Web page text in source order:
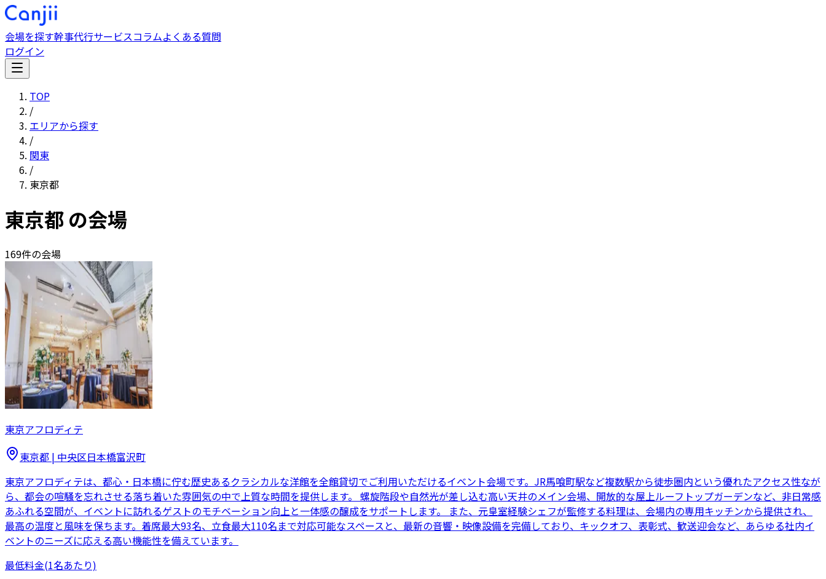
会場を探す幹事代行サービスコラムよくある質問
ログイン
TOP
/
エリアから探す
/
関東
/
東京都
東京都の会場
169件の会場
東京アフロディテ
東京都 | 中央区日本橋富沢町
東京アフロディテは、都心・日本橋に佇む歴史あるクラシカルな洋館を全館貸切でご利用いただけるイベント会場です。JR馬喰町駅など複数駅から徒歩圏内という優れたアクセス性なが
ら、都会の喧騒を忘れさせる落ち着いた雰囲気の中で上質な時間を提供します。 螺旋階段や自然光が差し込む高い天井のメイン会場、開放的な屋上ルーフトップガーデンなど、非日常感
あふれる空間が、イベントに訪れるゲストのモチベーション向上と一体感の醸成をサポートします。 また、元皇室経験シェフが監修する料理は、会場内の専用キッチンから提供され、
最高の温度と風味を保ちます。着席最大93名、立食最大110名まで対応可能なスペースと、最新の音響・映像設備を完備しており、キックオフ、表彰式、歓送迎会など、あらゆる社内イ
ベントのニーズに応える高い機能性を備えています。
最低料金(1名あたり)